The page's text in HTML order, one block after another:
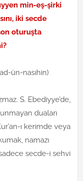
min-eş-şirki
iki secde
oturuşta
ün-nasıhin)
S. Ebediyye’de,
duaları
ı kerimde veya
namazı
secde-i sehvi